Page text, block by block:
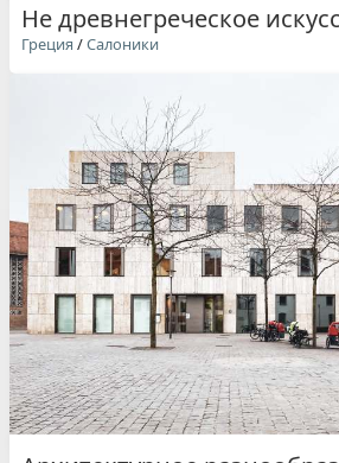
Не древнегреческое
Греция /Салоники